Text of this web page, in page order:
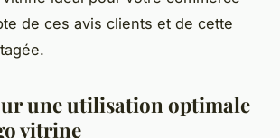
de ces avis clients et de cette
une utilisation optimale
vitrine